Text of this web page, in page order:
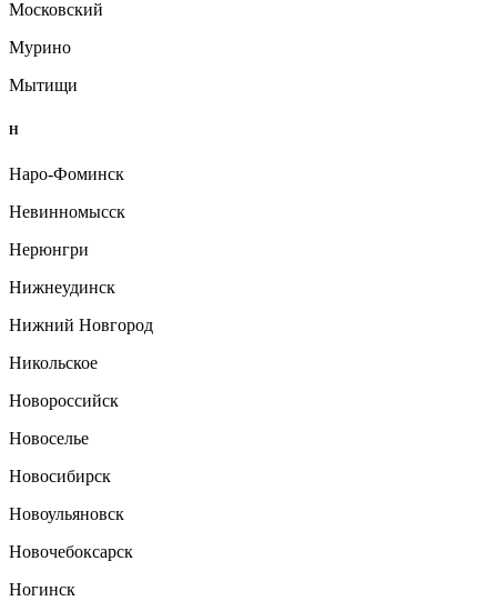
Московский
Мурино
Мытищи
Н
Наро-Фоминск
Невинномысск
Нерюнгри
Нижнеудинск
Нижний Новгород
Никольское
Новороссийск
Новоселье
Новосибирск
Новоульяновск
Новочебоксарск
Ногинск